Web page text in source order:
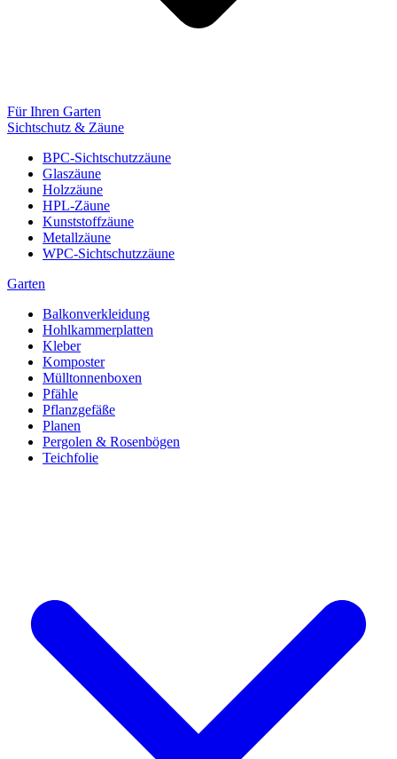
Für Ihren Garten
Sichtschutz & Zäune
BPC-Sichtschutzzäune
Glaszäune
Holzzäune
HPL-Zäune
Kunststoffzäune
Metallzäune
WPC-Sichtschutzzäune
Garten
Balkonverkleidung
Hohlkammerplatten
Kleber
Komposter
Mülltonnenboxen
Pfähle
Pflanzgefäße
Planen
Pergolen & Rosenbögen
Teichfolie